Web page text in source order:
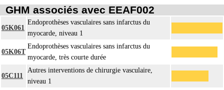
GHM associés avec EEAF002
05K061
Endoprothèses vasculaires sans infarctus du
myocarde, niveau 1
05K06T
Endoprothèses vasculaires sans infarctus du
myocarde, très courte durée
05C111
Autres interventions de chirurgie vasculaire,
niveau 1